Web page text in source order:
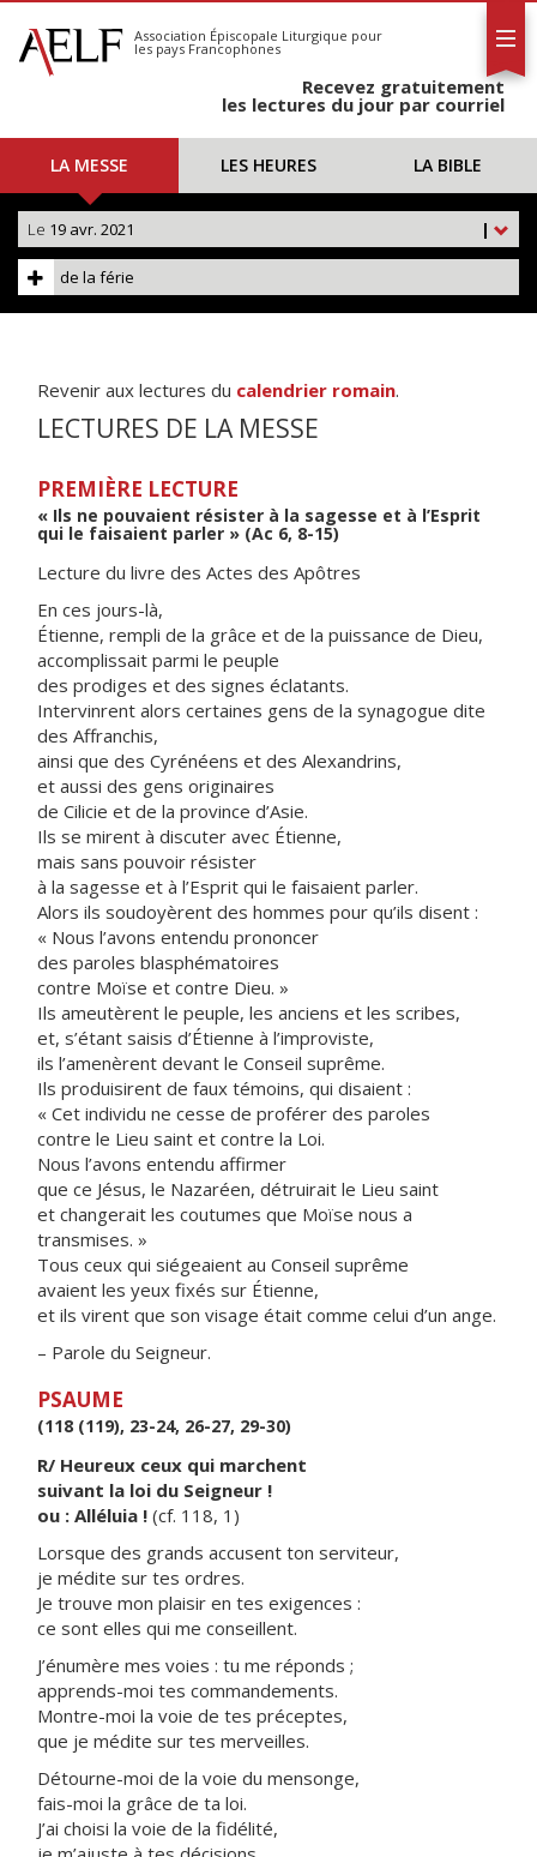
S'abonner
Calendrier
Association Épiscopale Liturgique pour
les pays Francophones
Recevez gratuitement
les lectures du jour par courriel
LA MESSE LES HEURES LA BIBLE
|
Le 19 avr. 2021
de la férie
Revenir aux lectures du calendrier romain.
LECTURES DE LA MESSE
PREMIÈRE LECTURE
« Ils ne pouvaient résister à la sagesse et à l’Esprit
qui le faisaient parler » (Ac 6, 8-15)
Lecture du livre des Actes des Apôtres
En ces jours-là,
Étienne, rempli de la grâce et de la puissance de Dieu,
accomplissait parmi le peuple
des prodiges et des signes éclatants.
Intervinrent alors certaines gens de la synagogue dite
des Affranchis,
ainsi que des Cyrénéens et des Alexandrins,
et aussi des gens originaires
de Cilicie et de la province d’Asie.
Ils se mirent à discuter avec Étienne,
mais sans pouvoir résister
à la sagesse et à l’Esprit qui le faisaient parler.
Alors ils soudoyèrent des hommes pour qu’ils disent :
« Nous l’avons entendu prononcer
des paroles blasphématoires
contre Moïse et contre Dieu. »
Ils ameutèrent le peuple, les anciens et les scribes,
et, s’étant saisis d’Étienne à l’improviste,
ils l’amenèrent devant le Conseil suprême.
Ils produisirent de faux témoins, qui disaient :
« Cet individu ne cesse de proférer des paroles
contre le Lieu saint et contre la Loi.
Nous l’avons entendu affirmer
que ce Jésus, le Nazaréen, détruirait le Lieu saint
et changerait les coutumes que Moïse nous a
transmises. »
Tous ceux qui siégeaient au Conseil suprême
avaient les yeux fixés sur Étienne,
et ils virent que son visage était comme celui d’un ange.
– Parole du Seigneur.
PSAUME
(118 (119), 23-24, 26-27, 29-30)
R/ Heureux ceux qui marchent
suivant la loi du Seigneur !
ou : Alléluia ! (cf. 118, 1)
Lorsque des grands accusent ton serviteur,
je médite sur tes ordres.
Je trouve mon plaisir en tes exigences :
ce sont elles qui me conseillent.
J’énumère mes voies : tu me réponds ;
apprends-moi tes commandements.
Montre-moi la voie de tes préceptes,
que je médite sur tes merveilles.
Détourne-moi de la voie du mensonge,
fais-moi la grâce de ta loi.
J’ai choisi la voie de la fidélité,